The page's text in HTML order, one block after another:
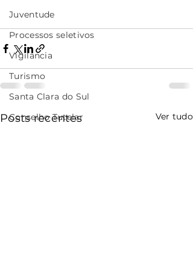
Juventude
Processos seletivos
Vigilância
Turismo
Santa Clara do Sul
Conselho Tutelar
Posts recentes Ver tudo